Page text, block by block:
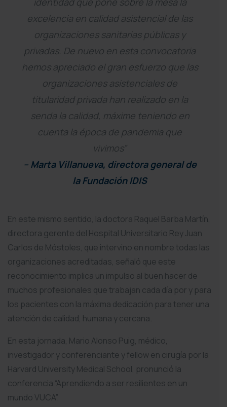
excelencia en calidad asistencial de las
organizaciones sanitarias públicas y
privadas. De nuevo en esta convocatoria
hemos apreciado el gran esfuerzo que las
organizaciones asistenciales de
titularidad privada han realizado en la
senda la calidad, máxime teniendo en
cuenta la época de pandemia que
vivimos”
– Marta Villanueva, directora general de
la Fundación IDIS
En este mismo sentido, la doctora Raquel Barba Martín,
directora gerente del Hospital Universitario Rey Juan
Carlos de Móstoles, que intervino en nombre todas las
organizaciones acreditadas, señaló que este
reconocimiento implica un impulso al buen hacer de
muchos profesionales que trabajan cada día por y para
los pacientes con la máxima dedicación para tener una
atención de calidad, humana y cercana.
En esta jornada, Mario Alonso Puig, médico,
investigador y conferenciante y fellow en cirugía por la
Harvard University Medical School, pronunció la
conferencia “Aprendiendo a ser resilientes en un
mundo VUCA”.